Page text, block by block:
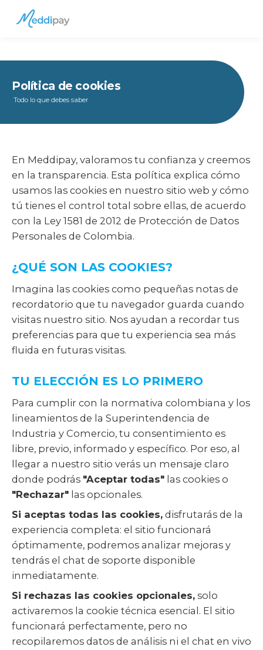
Saltar al contenido principal
Política de cookies
Todo lo que debes saber
En Meddipay, valoramos tu confianza y creemos
en la transparencia. Esta política explica cómo
usamos las cookies en nuestro sitio web y cómo
tú tienes el control total sobre ellas, de acuerdo
con la Ley 1581 de 2012 de Protección de Datos
Personales de Colombia.
¿QUÉ SON LAS COOKIES?
Imagina las cookies como pequeñas notas de
recordatorio que tu navegador guarda cuando
visitas nuestro sitio. Nos ayudan a recordar tus
preferencias para que tu experiencia sea más
fluida en futuras visitas.
TU ELECCIÓN ES LO PRIMERO
Para cumplir con la normativa colombiana y los
lineamientos de la Superintendencia de
Industria y Comercio, tu consentimiento es
libre, previo, informado y específico. Por eso, al
llegar a nuestro sitio verás un mensaje claro
donde podrás "Aceptar todas" las cookies o
"Rechazar" las opcionales.
Si aceptas todas las cookies, disfrutarás de la
experiencia completa: el sitio funcionará
óptimamente, podremos analizar mejoras y
tendrás el chat de soporte disponible
inmediatamente.
Si rechazas las cookies opcionales, solo
activaremos la cookie técnica esencial. El sitio
funcionará perfectamente, pero no
recopilaremos datos de análisis ni el chat en vivo